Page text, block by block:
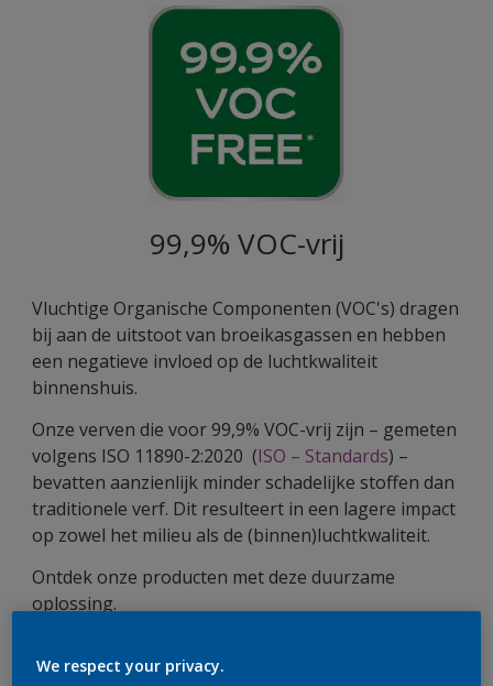
99,9% VOC-vrij
Vluchtige Organische Componenten (VOC's) dragen
bij aan de uitstoot van broeikasgassen en hebben
een negatieve invloed op de luchtkwaliteit
binnenshuis.
Onze verven die voor 99,9% VOC-vrij zijn – gemeten
volgens ISO 11890-2:2020 (ISO – Standards) –
bevatten aanzienlijk minder schadelijke stoffen dan
traditionele verf. Dit resulteert in een lagere impact
op zowel het milieu als de (binnen)luchtkwaliteit.
Ontdek onze producten met deze duurzame
oplossing.
We respect your privacy.